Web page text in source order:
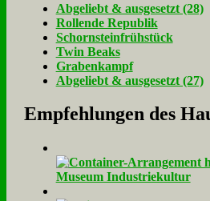
Ab­ge­liebt & aus­ge­setzt (28)
Rol­len­de Re­pu­blik
Schorn­stein­früh­stück
Twin Beaks
Gra­ben­kampf
Ab­ge­liebt & aus­ge­setzt (27)
Empfehlungen des